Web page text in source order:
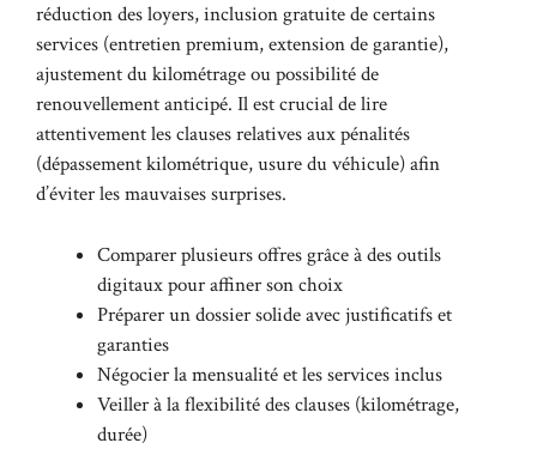
réduction des loyers, inclusion gratuite de certains
services (entretien premium, extension de garantie),
ajustement du kilométrage ou possibilité de
renouvellement anticipé. Il est crucial de lire
attentivement les clauses relatives aux pénalités
(dépassement kilométrique, usure du véhicule) afin
d’éviter les mauvaises surprises.
Comparer plusieurs offres grâce à des outils
digitaux pour affiner son choix
Préparer un dossier solide avec justificatifs et
garanties
Négocier la mensualité et les services inclus
Veiller à la flexibilité des clauses (kilométrage,
durée)